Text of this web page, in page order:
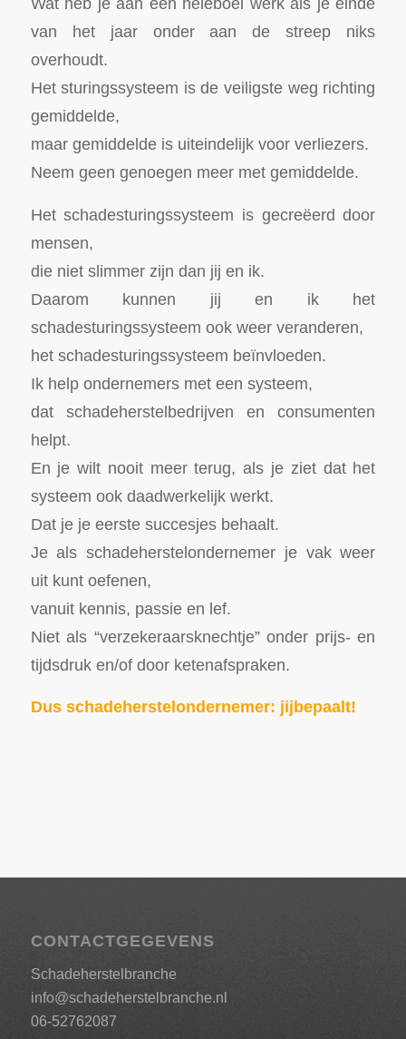
van het jaar onder aan de streep niks
overhoudt.
Het sturingssysteem is de veiligste weg richting
gemiddelde,
maar gemiddelde is uiteindelijk voor verliezers.
Neem geen genoegen meer met gemiddelde.
Het schadesturingssysteem is gecreëerd door
mensen,
die niet slimmer zijn dan jij en ik.
Daarom kunnen jij en ik het
schadesturingssysteem ook weer veranderen,
het schadesturingssysteem beïnvloeden.
Ik help ondernemers met een systeem,
dat schadeherstelbedrijven en consumenten
helpt.
En je wilt nooit meer terug, als je ziet dat het
systeem ook daadwerkelijk werkt.
Dat je je eerste succesjes behaalt.
Je als schadeherstelondernemer je vak weer
uit kunt oefenen,
vanuit kennis, passie en lef.
Niet als “verzekeraarsknechtje” onder prijs- en
tijdsdruk en/of door ketenafspraken.
Dus schadeherstelondernemer: jijbepaalt!
CONTACTGEGEVENS
Schadeherstelbranche
info@schadeherstelbranche.nl
06-52762087